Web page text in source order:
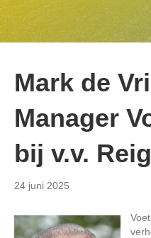
Mark de
Manager
bij v.v.
24 juni 2025